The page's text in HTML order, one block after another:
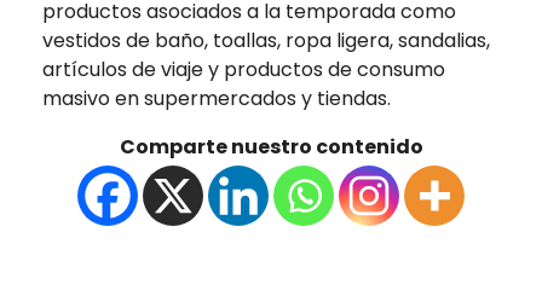
productos asociados a la temporada como
vestidos de baño, toallas, ropa ligera, sandalias,
artículos de viaje y productos de consumo
masivo en supermercados y tiendas.
Comparte nuestro contenido